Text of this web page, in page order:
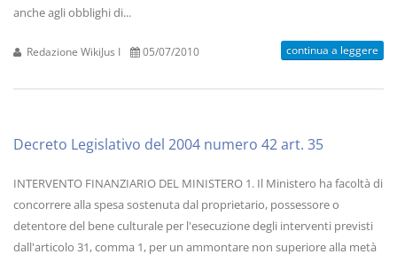
anche agli obblighi di...
Redazione WikiJus I 05/07/2010 continua a leggere
Decreto Legislativo del 2004 numero 42 art. 35
INTERVENTO FINANZIARIO DEL MINISTERO 1. Il Ministero ha facoltà di
concorrere alla spesa sostenuta dal proprietario, possessore o
detentore del bene culturale per l'esecuzione degli interventi previsti
dall'articolo 31, comma 1, per un ammontare non superiore alla metà